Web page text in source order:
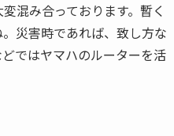
混み合っております。暫く
災害時であれば、致し方な
ではヤマハのルーターを活